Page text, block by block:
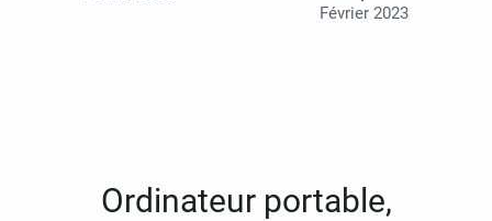
Février 2023
Ordinateur portable,